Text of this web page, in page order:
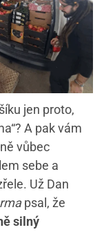
jen proto,
A pak vám
vůbec
sebe a
Už Dan
psal, že
silný